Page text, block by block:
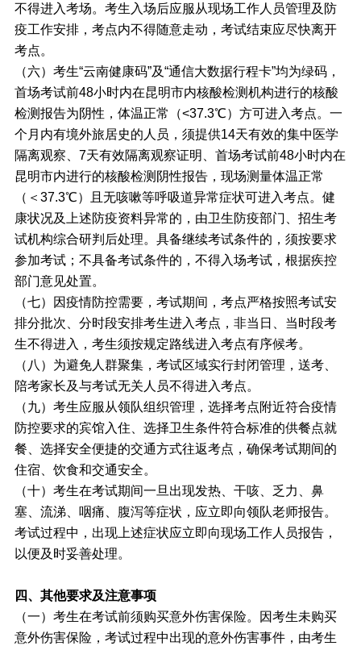
不得进入考场。考生入场后应服从现场工作人员管理及防
疫工作安排，考点内不得随意走动，考试结束应尽快离开
考点。
（六）考生“云南健康码”及“通信大数据行程卡”均为绿码，
首场考试前48小时内在昆明市内核酸检测机构进行的核酸
检测报告为阴性，体温正常（<37.3℃）方可进入考点。一
个月内有境外旅居史的人员，须提供14天有效的集中医学
隔离观察、7天有效隔离观察证明、首场考试前48小时内在
昆明市内进行的核酸检测阴性报告，现场测量体温正常
（＜37.3℃）且无咳嗽等呼吸道异常症状可进入考点。健
康状况及上述防疫资料异常的，由卫生防疫部门、招生考
试机构综合研判后处理。具备继续考试条件的，须按要求
参加考试；不具备考试条件的，不得入场考试，根据疾控
部门意见处置。
（七）因疫情防控需要，考试期间，考点严格按照考试安
排分批次、分时段安排考生进入考点，非当日、当时段考
生不得进入，考生须按规定路线进入考点有序候考。
（八）为避免人群聚集，考试区域实行封闭管理，送考、
陪考家长及与考试无关人员不得进入考点。
（九）考生应服从领队组织管理，选择考点附近符合疫情
防控要求的宾馆入住、选择卫生条件符合标准的供餐点就
餐、选择安全便捷的交通方式往返考点，确保考试期间的
住宿、饮食和交通安全。
（十）考生在考试期间一旦出现发热、干咳、乏力、鼻
塞、流涕、咽痛、腹泻等症状，应立即向领队老师报告。
考试过程中，出现上述症状应立即向现场工作人员报告，
以便及时妥善处理。
四、其他要求及注意事项
（一）考生在考试前须购买意外伤害保险。因考生未购买
意外伤害保险，考试过程中出现的意外伤害事件，由考生